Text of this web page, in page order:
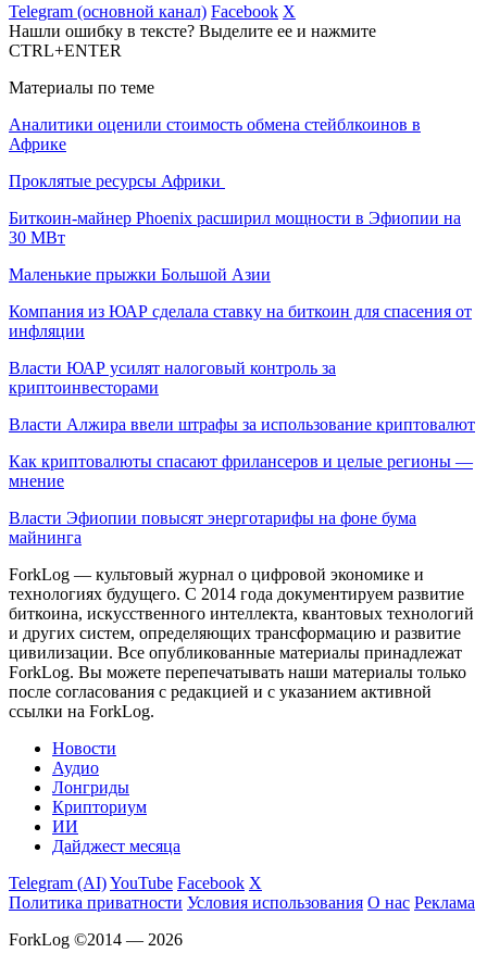
Telegram (основной канал) Facebook X
Нашли ошибку в тексте? Выделите ее и нажмите
CTRL+ENTER
Материалы по теме
Аналитики оценили стоимость обмена стейблкоинов в
Африке
Проклятые ресурсы Африки
Биткоин-майнер Phoenix расширил мощности в Эфиопии на
30 МВт
Маленькие прыжки Большой Азии
Компания из ЮАР сделала ставку на биткоин для спасения от
инфляции
Власти ЮАР усилят налоговый контроль за
криптоинвесторами
Власти Алжира ввели штрафы за использование криптовалют
Как криптовалюты спасают фрилансеров и целые регионы —
мнение
Власти Эфиопии повысят энерготарифы на фоне бума
майнинга
ForkLog — культовый журнал о цифровой экономике и
технологиях будущего. С 2014 года документируем развитие
биткоина, искусственного интеллекта, квантовых технологий
и других систем, определяющих трансформацию и развитие
цивилизации. Все опубликованные материалы принадлежат
ForkLog. Вы можете перепечатывать наши материалы только
после согласования с редакцией и с указанием активной
ссылки на ForkLog.
Новости
Аудио
Лонгриды
Крипториум
ИИ
Дайджест месяца
Telegram (AI)YouTube Facebook X
Политика приватности Условия использования О нас Реклама
ForkLog ©2014 — 2026